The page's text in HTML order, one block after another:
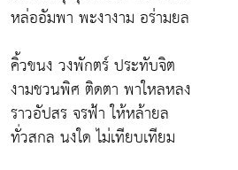
หล่ออัมพา พะงางาม อร่ามยล
คิ้วขนง วงพักตร์ ประทับจิต
งามชวนพิศ ติดตา พาใหลหลง
ราวอัปสร จรฟ้า ให้หล้ายล
ทั่วสกล นงใด ไม่เทียบเทียม